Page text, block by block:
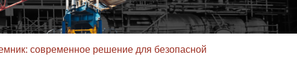
современное решение для безопасной